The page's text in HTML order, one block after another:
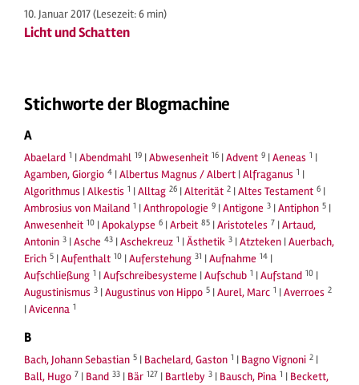
10. Januar 2017(Lesezeit: 6 min)
Licht und Schatten
Stichworte der Blogmachine
A
Abaelard 1 |Abendmahl 19 |Abwesenheit 16 |Advent 9 |Aeneas 1 |
Agamben, Giorgio 4 |Albertus Magnus / Albert |Alfraganus 1 |
Algorithmus |Alkestis 1 |Alltag 26 |Alterität 2 |Altes Testament 6 |
Ambrosius von Mailand 1 |Anthropologie 9 |Antigone 3 |Antiphon 5 |
Anwesenheit 10 |Apokalypse 6 |Arbeit 85 |Aristoteles 7 |Artaud,
Antonin 3 |Asche 43 |Aschekreuz 1 |Ästhetik 3 |Atzteken |Auerbach,
Erich 5 |Aufenthalt 10 |Auferstehung 31 |Aufnahme 14 |
Aufschließung 1 |Aufschreibesysteme |Aufschub 1 |Aufstand 10 |
Augustinismus 3 |Augustinus von Hippo 5 |Aurel, Marc 1 |Averroes 2
|Avicenna 1
B
Bach, Johann Sebastian 5 | Bachelard, Gaston 1 | Bagno Vignoni 2 |
Ball, Hugo 7 | Band 33 | Bär 127 | Bartleby 3 | Bausch, Pina 1 | Beckett,